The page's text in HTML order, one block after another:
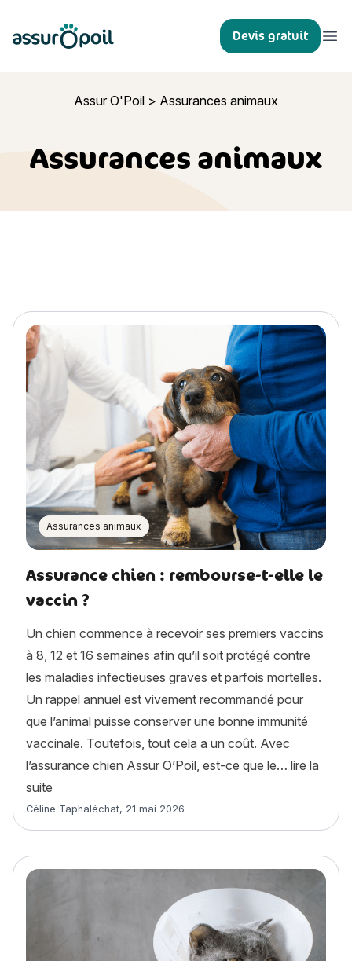
Assur O'Poil Devis gratuit
Assur O'Poil > Assurances animaux
Assurances animaux
Assurances animaux
Assurance chien : rembourse-t-elle le
vaccin ?
Un chien commence à recevoir ses premiers vaccins
à 8, 12 et 16 semaines afin qu’il soit protégé contre
les maladies infectieuses graves et parfois mortelles.
Un rappel annuel est vivement recommandé pour
que l’animal puisse conserver une bonne immunité
vaccinale. Toutefois, tout cela a un coût. Avec
l’assurance chien Assur O’Poil, est-ce que le… lire la
suite
Article rédigé par
Céline Taphaléchat, 21 mai 2026